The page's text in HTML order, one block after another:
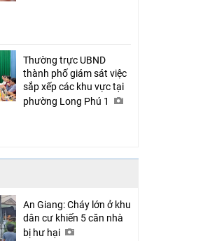
Thường trực UBND
thành phố giám sát việc
sắp xếp các khu vực tại
phường Long Phú 1
An Giang: Cháy lớn ở khu
dân cư khiến 5 căn nhà
bị hư hại